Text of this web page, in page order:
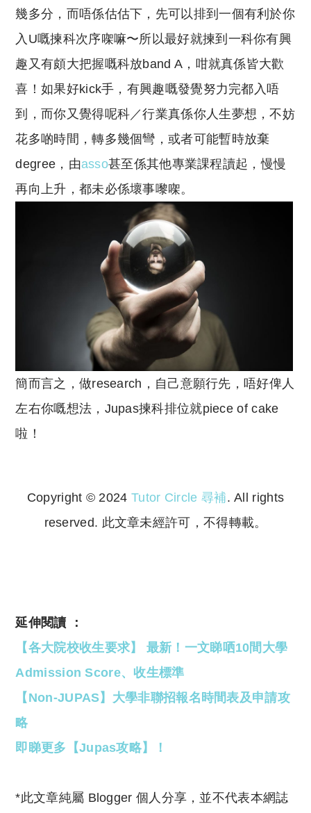
幾多分，而唔係估估下，先可以排到一個有利於你
入U嘅揀科次序㗎嘛〜所以最好就揀到一科你有興
趣又有頗大把握嘅科放band A，咁就真係皆大歡
喜！如果好kick手，有興趣嘅發覺努力完都入唔
到，而你又覺得呢科／行業真係你人生夢想，不妨
花多啲時間，轉多幾個彎，或者可能暫時放棄
degree，由asso甚至係其他專業課程讀起，慢慢
再向上升，都未必係壞事嚟㗎。
簡而言之，做research，自己意願行先，唔好俾人
左右你嘅想法，Jupas揀科排位就piece of cake
啦！
Copyright © 2024 Tutor Circle 尋補. All rights
reserved. 此文章未經許可，不得轉載。
延伸閱讀 ：
【各大院校收生要求】 最新！一文睇哂10間大學
Admission Score、收生標準
【Non-JUPAS】大學非聯招報名時間表及申請攻
略
即睇更多【Jupas攻略】！
*此文章純屬 Blogger 個人分享，並不代表本網誌